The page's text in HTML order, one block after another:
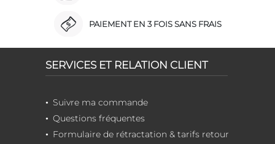
PAIEMENT EN 3 FOIS SANS FRAIS
SERVICES ET RELATION CLIENT
Suivre ma commande
Questions fréquentes
Formulaire de rétractation & tarifs retour